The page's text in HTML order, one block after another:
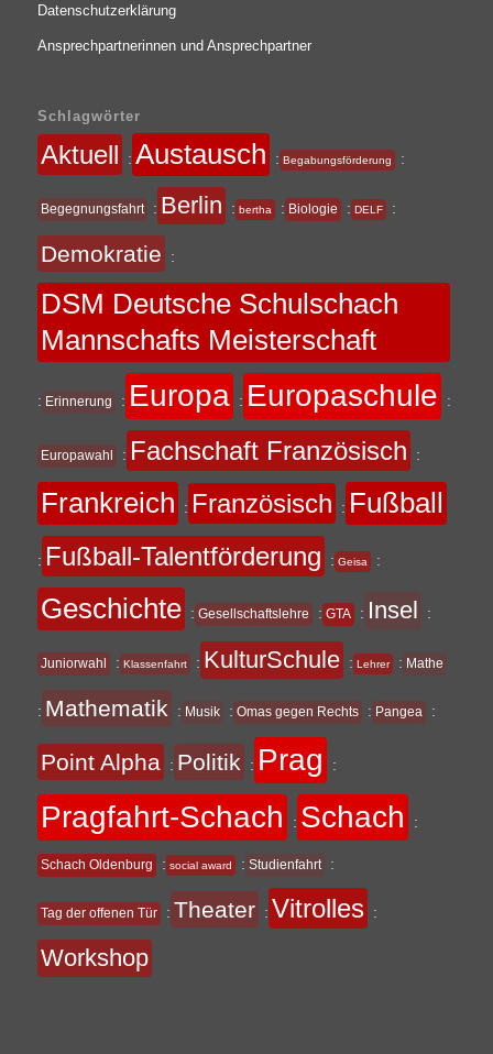
Datenschutzerklärung
Ansprechpartnerinnen und Ansprechpartner
Schlagwörter
Aktuell : Austausch : Begabungsförderung :
Begegnungsfahrt : Berlin : bertha : Biologie : DELF :
Demokratie :
DSM Deutsche Schulschach
Mannschafts Meisterschaft
: Erinnerung : Europa : Europaschule :
Europawahl : Fachschaft Französisch :
Frankreich : Französisch : Fußball
: Fußball-Talentförderung : Geisa :
Geschichte : Gesellschaftslehre : GTA : Insel :
Juniorwahl : Klassenfahrt : KulturSchule : Lehrer : Mathe
: Mathematik : Musik : Omas gegen Rechts : Pangea :
Point Alpha : Politik : Prag :
Pragfahrt-Schach : Schach :
Schach Oldenburg : social award : Studienfahrt :
Tag der offenen Tür : Theater : Vitrolles :
Workshop